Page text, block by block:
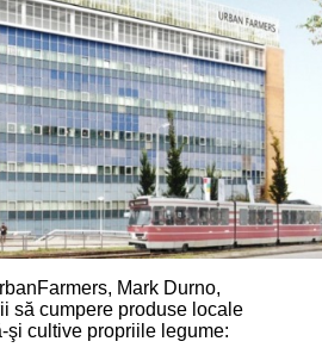
Mark Durno,
să cumpere produse locale
şi cultive propriile legume: